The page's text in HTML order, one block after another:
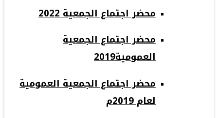
محضر اجتماع الجمعية 2022
محضر اجتماع الجمعية
العمومية2019
محضر اجتماع الجمعية العمومية
لعام 2019م